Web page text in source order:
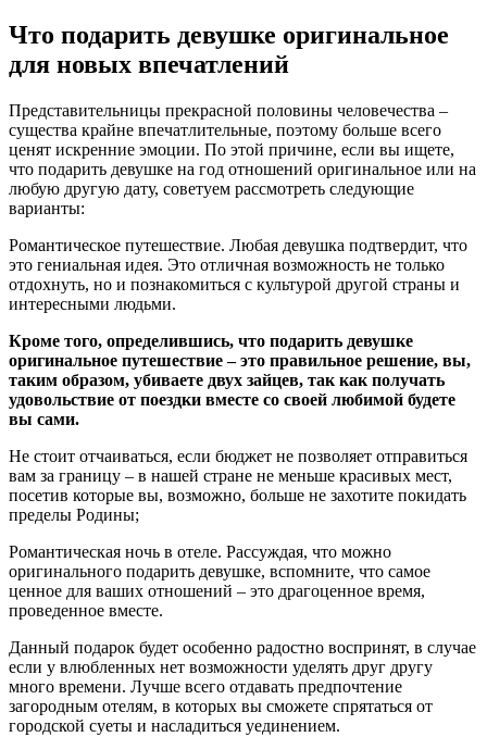
Что подарить девушке оригинальное
для новых впечатлений
Представительницы прекрасной половины человечества –
существа крайне впечатлительные, поэтому больше всего
ценят искренние эмоции. По этой причине, если вы ищете,
что подарить девушке на год отношений оригинальное или на
любую другую дату, советуем рассмотреть следующие
варианты:
Романтическое путешествие. Любая девушка подтвердит, что
это гениальная идея. Это отличная возможность не только
отдохнуть, но и познакомиться с культурой другой страны и
интересными людьми.
Кроме того, определившись, что подарить девушке
оригинальное путешествие – это правильное решение, вы,
таким образом, убиваете двух зайцев, так как получать
удовольствие от поездки вместе со своей любимой будете
вы сами.
Не стоит отчаиваться, если бюджет не позволяет отправиться
вам за границу – в нашей стране не меньше красивых мест,
посетив которые вы, возможно, больше не захотите покидать
пределы Родины;
Романтическая ночь в отеле. Рассуждая, что можно
оригинального подарить девушке, вспомните, что самое
ценное для ваших отношений – это драгоценное время,
проведенное вместе.
Данный подарок будет особенно радостно воспринят, в случае
если у влюбленных нет возможности уделять друг другу
много времени. Лучше всего отдавать предпочтение
загородным отелям, в которых вы сможете спрятаться от
городской суеты и насладиться уединением.